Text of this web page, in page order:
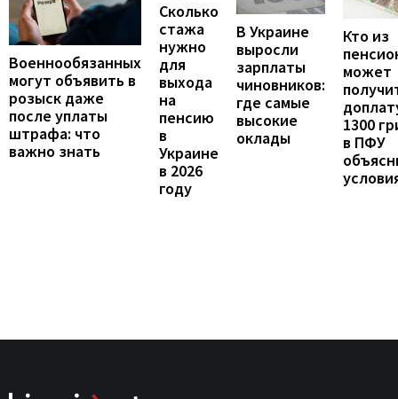
Военнообязанных
могут объявить в
розыск даже
после уплаты
штрафа: что
важно знать
Сколько
стажа
нужно
для
выхода
на
пенсию
в
Украине
в 2026
году
В Украине
выросли
зарплаты
чиновников:
где самые
высокие
оклады
Кто из
может
1300
в ПФУ